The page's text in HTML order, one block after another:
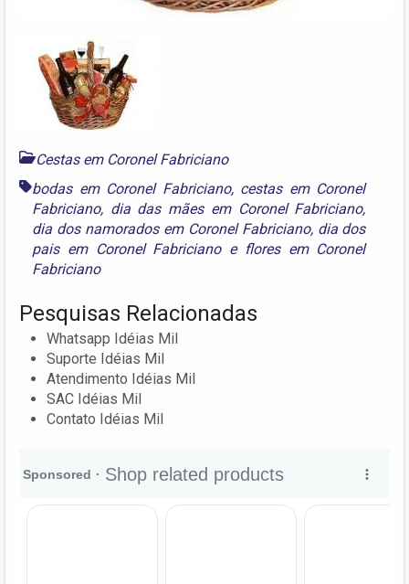
Cestas em Coronel Fabriciano
bodas em Coronel Fabriciano, cestas em Coronel
Fabriciano, dia das mães em Coronel Fabriciano,
dia dos namorados em Coronel Fabriciano, dia dos
pais em Coronel Fabricianoe flores em Coronel
Fabriciano
Pesquisas Relacionadas
Whatsapp Idéias Mil
Suporte Idéias Mil
Atendimento Idéias Mil
SAC Idéias Mil
Contato Idéias Mil